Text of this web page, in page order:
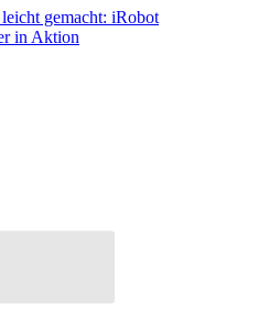
gemacht: iRobot
in Aktion